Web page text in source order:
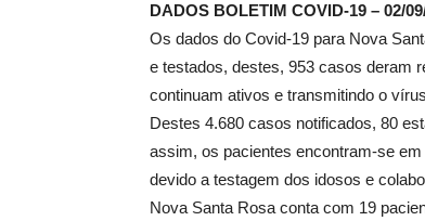
DADOS BOLETIM COVID-19 – 02/
Os dados do Covid-19 para Nova
e testados, destes, 953 casos deram
continuam ativos e transmitindo o
Destes 4.680 casos notificados, 80
assim, os pacientes encontram-se
devido a testagem dos idosos e
Nova Santa Rosa conta com 19